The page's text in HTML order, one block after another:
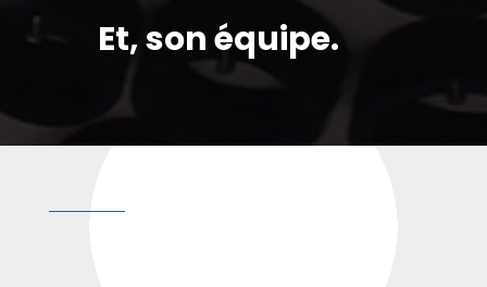
Et, son équipe.